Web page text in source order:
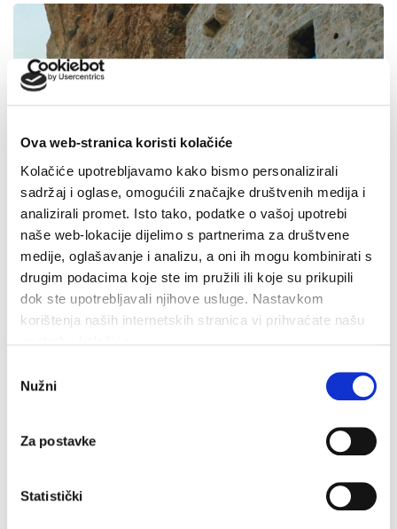
Ova web-stranica koristi kolačiće
Kolačiće upotrebljavamo kako bismo personalizirali
sadržaj i oglase, omogućili značajke društvenih medija i
analizirali promet. Isto tako, podatke o vašoj upotrebi
naše web-lokacije dijelimo s partnerima za društvene
medije, oglašavanje i analizu, a oni ih mogu kombinirati s
drugim podacima koje ste im pružili ili koje su prikupili
dok ste upotrebljavali njihove usluge. Nastavkom
korištenja naših internetskih stranica vi prihvaćate našu
pristanka
Nužni
Za postavke
Statistički
U petak 7. kolovoza besplatan ulaz u Veliki Kaštel u